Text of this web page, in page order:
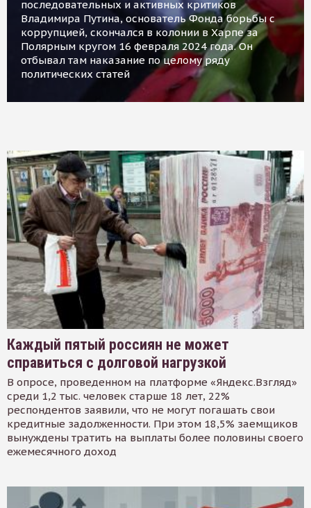
последовательных и активных критиков
Владимира Путина, основатель Фонда борьбы с
коррупцией, скончался в колонии в Харпе за
Полярным кругом 16 февраля 2024 года. Он
отбывал там наказание по целому ряду
политических статей
Каждый пятый россиян не может
справиться с долговой нагрузкой
В опросе, проведенном на платформе «Яндекс.Взгляд»
среди 1,2 тыс. человек старше 18 лет, 22%
респондентов заявили, что не могут погашать свои
кредитные задолженности. При этом 18,5% заемщиков
вынуждены тратить на выплаты более половины своего
ежемесячного доход